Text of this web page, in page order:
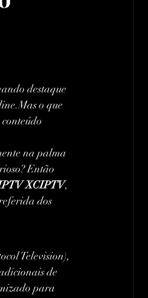
destaque
o que
na palma
Então
XCIPTV,
dos
Television),
de
para